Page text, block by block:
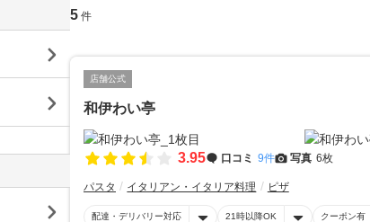
5 件
店舗公式
和伊わい亭
3.95 口コミ 9件 写真 6枚
パスタ イタリアン・イタリア料理 ピザ
配達・デリバリー対応 21時以降OK クーポン有